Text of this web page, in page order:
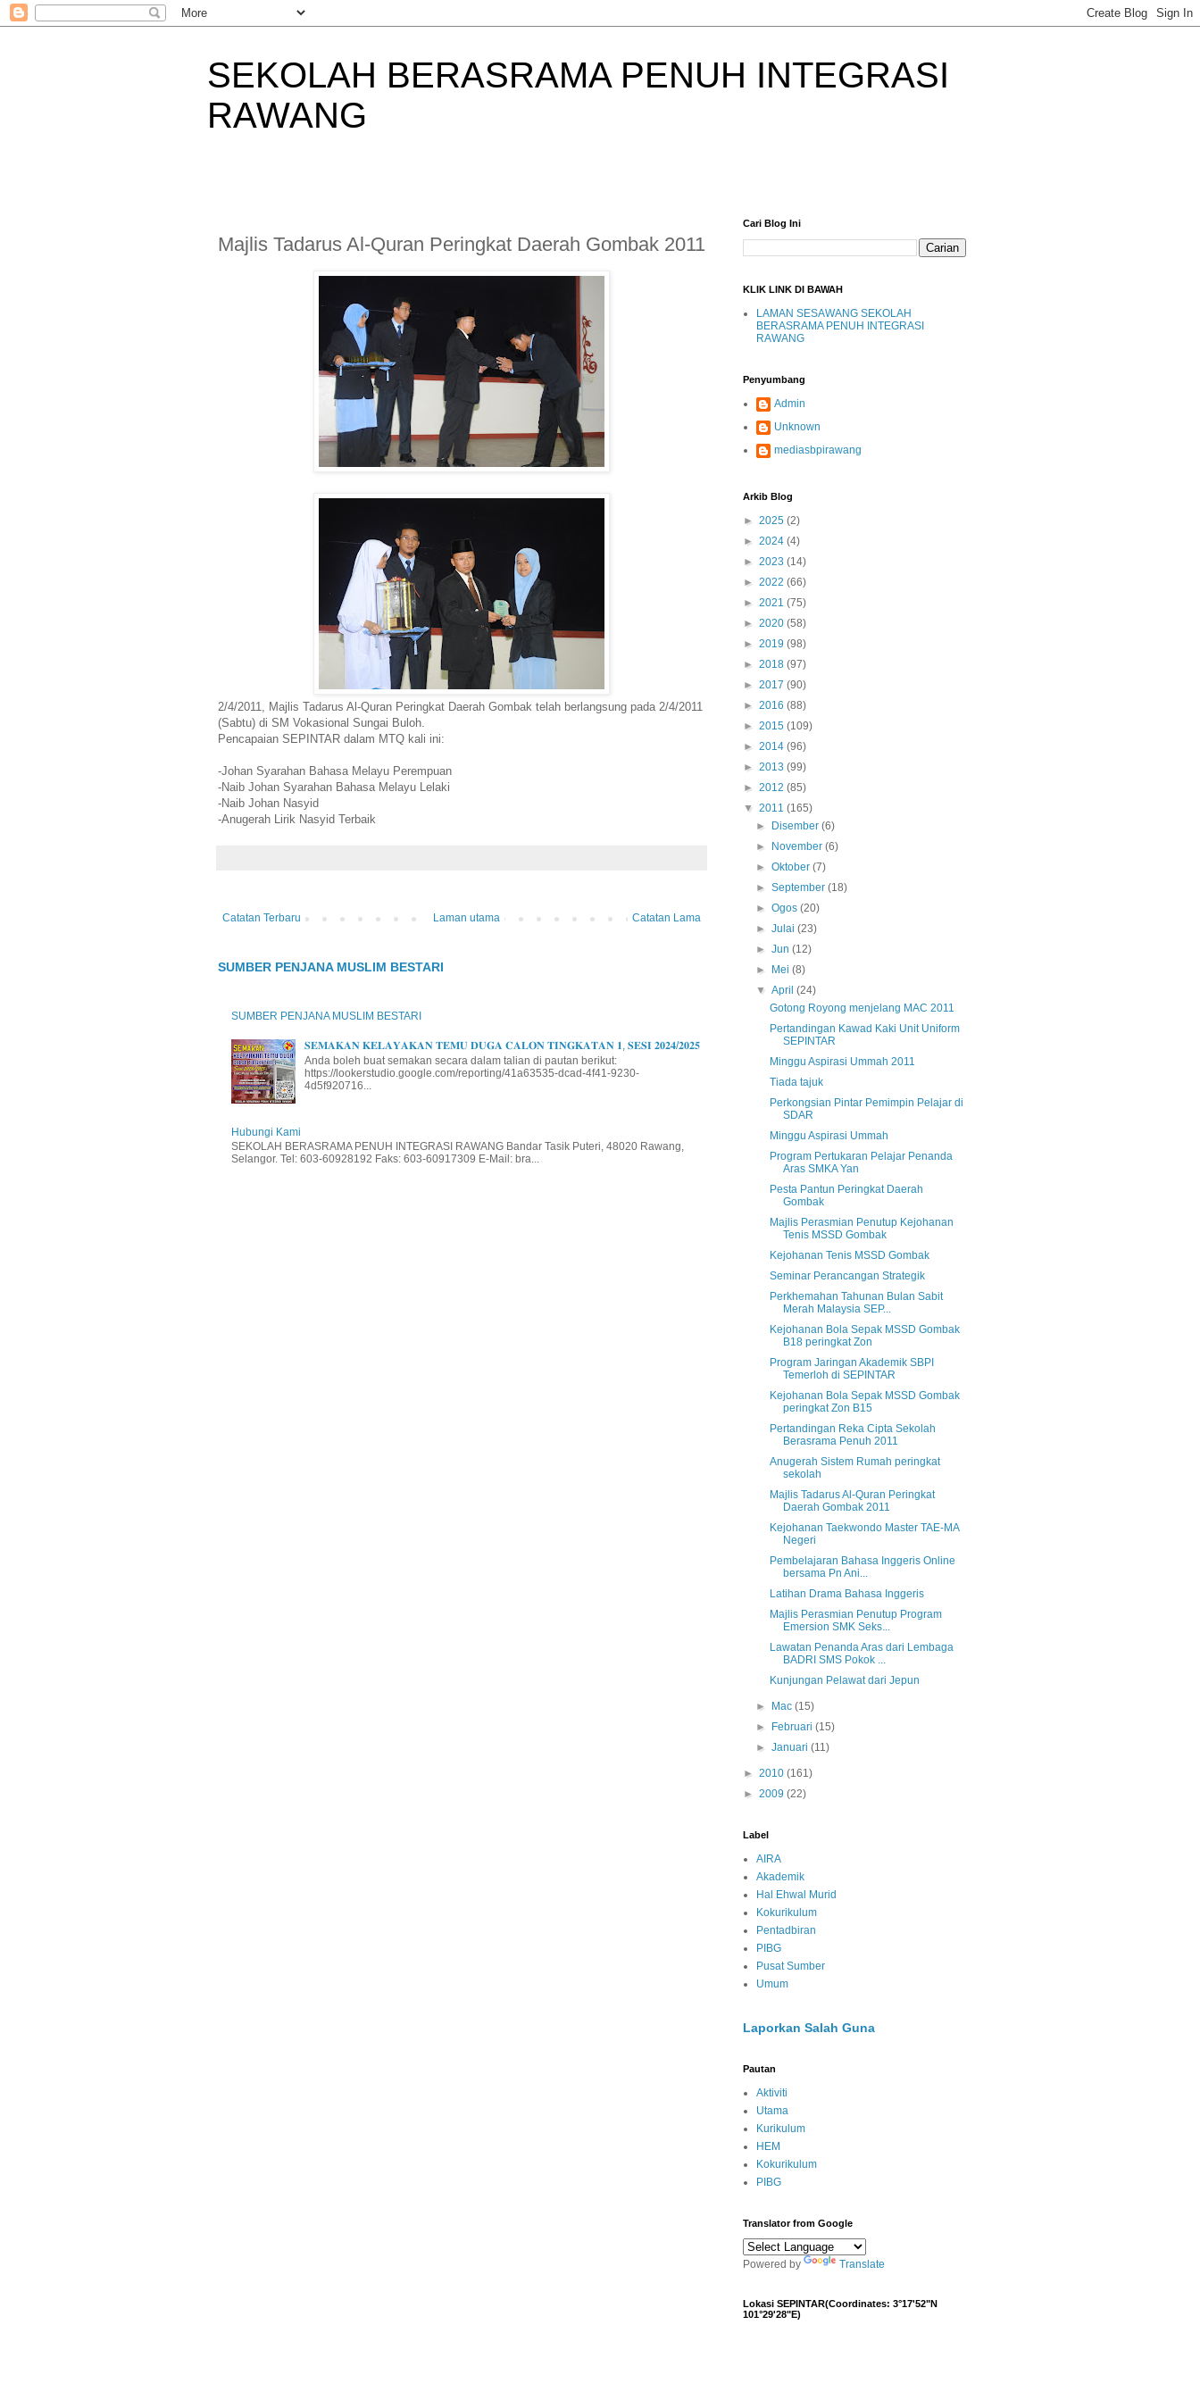
SEKOLAH BERASRAMA PENUH INTEGRASI
RAWANG
Majlis Tadarus Al-Quran Peringkat Daerah Gombak 2011
2/4/2011, Majlis Tadarus Al-Quran Peringkat Daerah Gombak telah berlangsung pada 2/4/2011
(Sabtu) di SM Vokasional Sungai Buloh.
Pencapaian SEPINTAR dalam MTQ kali ini:
-Johan Syarahan Bahasa Melayu Perempuan
-Naib Johan Syarahan Bahasa Melayu Lelaki
-Naib Johan Nasyid
-Anugerah Lirik Nasyid Terbaik
Catatan Terbaru Catatan Lama
Laman utama
SUMBER PENJANA MUSLIM BESTARI
SUMBER PENJANA MUSLIM BESTARI
𝐒𝐄𝐌𝐀𝐊𝐀𝐍 𝐊𝐄𝐋𝐀𝐘𝐀𝐊𝐀𝐍 𝐓𝐄𝐌𝐔 𝐃𝐔𝐆𝐀 𝐂𝐀𝐋𝐎𝐍 𝐓𝐈𝐍𝐆𝐊𝐀𝐓𝐀𝐍 𝟏, 𝐒𝐄𝐒𝐈 𝟐𝟎𝟐𝟒/𝟐𝟎𝟐𝟓
Anda boleh buat semakan secara dalam talian di pautan berikut:
https://lookerstudio.google.com/reporting/41a63535-dcad-4f41-9230-
4d5f920716...
Hubungi Kami
SEKOLAH BERASRAMA PENUH INTEGRASI RAWANG Bandar Tasik Puteri, 48020 Rawang,
Selangor. Tel: 603-60928192 Faks: 603-60917309 E-Mail: bra...
Cari Blog Ini
KLIK LINK DI BAWAH
LAMAN SESAWANG SEKOLAH
BERASRAMA PENUH INTEGRASI
RAWANG
Penyumbang
Admin
Unknown
mediasbpirawang
Arkib Blog
► 2025 (2)
► 2024 (4)
► 2023 (14)
► 2022 (66)
► 2021 (75)
► 2020 (58)
► 2019 (98)
► 2018 (97)
► 2017 (90)
► 2016 (88)
► 2015 (109)
► 2014 (96)
► 2013 (99)
► 2012 (85)
▼ 2011 (165)
►
Disember(6)
►
November(6)
►Oktober(7)
►September(18)
►Ogos(20)
►Julai(23)
►Jun(12)
►
Mei(8)
▼April(24)
Gotong Royong menjelang MAC 2011
Pertandingan Kawad Kaki Unit Uniform
SEPINTAR
Minggu Aspirasi Ummah 2011
Tiada tajuk
Perkongsian Pintar Pemimpin Pelajar di
SDAR
Minggu Aspirasi Ummah
Program Pertukaran Pelajar Penanda
Aras SMKA Yan
Pesta Pantun Peringkat Daerah
Gombak
Majlis Perasmian Penutup Kejohanan
Tenis MSSD Gombak
Kejohanan Tenis MSSD Gombak
Seminar Perancangan Strategik
Perkhemahan Tahunan Bulan Sabit
Merah Malaysia SEP...
Kejohanan Bola Sepak MSSD Gombak
B18 peringkat Zon
Program Jaringan Akademik SBPI
Temerloh di SEPINTAR
Kejohanan Bola Sepak MSSD Gombak
peringkat Zon B15
Pertandingan Reka Cipta Sekolah
Berasrama Penuh 2011
Anugerah Sistem Rumah peringkat
sekolah
Majlis Tadarus Al-Quran Peringkat
Daerah Gombak 2011
Kejohanan Taekwondo Master TAE-MA
Negeri
Pembelajaran Bahasa Inggeris Online
bersama Pn Ani...
Latihan Drama Bahasa Inggeris
Majlis Perasmian Penutup Program
Emersion SMK Seks...
Lawatan Penanda Aras dari Lembaga
BADRI SMS Pokok ...
Kunjungan Pelawat dari Jepun
► Mac(15)
►
Februari(15)
►Januari(11)
► 2010 (161)
► 2009 (22)
Label
AIRA
Akademik
Hal Ehwal Murid
Kokurikulum
Pentadbiran
PIBG
Pusat Sumber
Umum
Laporkan Salah Guna
Pautan
Aktiviti
Utama
Kurikulum
HEM
Kokurikulum
PIBG
Translator from Google
Powered by Translate
Lokasi SEPINTAR(Coordinates: 3°17'52"N
101°29'28"E)